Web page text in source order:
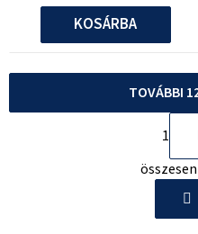
KOSÁRBA
TOVÁBBI
1
összesen